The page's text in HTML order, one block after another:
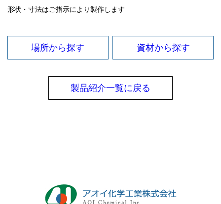
形状・寸法はご指示により製作します
場所から探す 資材から探す
製品紹介一覧に戻る